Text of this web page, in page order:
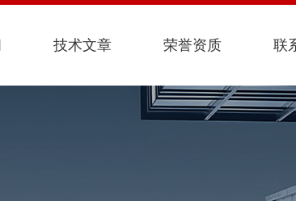
技术文章 荣誉资质 联